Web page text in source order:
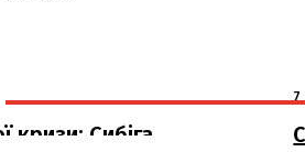
кризи: Сибіга
7